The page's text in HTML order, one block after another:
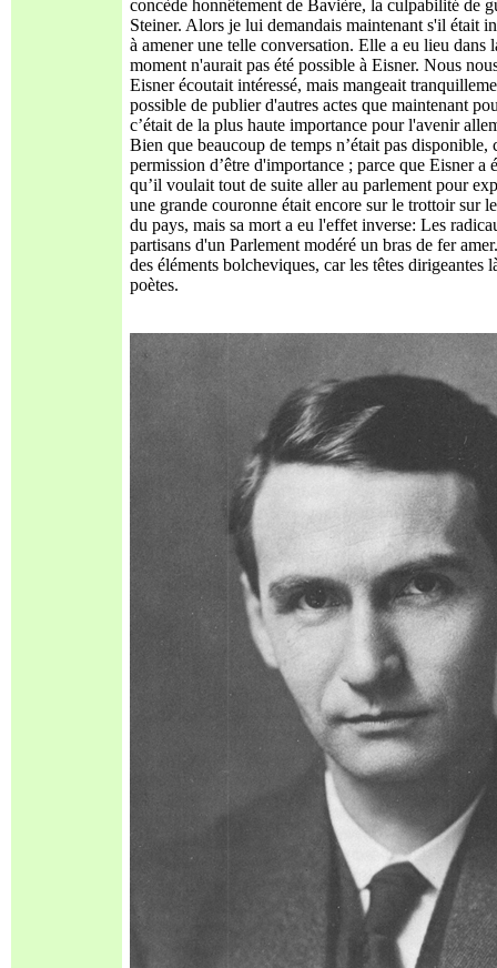
concède honnêtement de Bavière, la culpabilité de
Steiner. Alors je lui demandais maintenant s'il était
à amener une telle conversation. Elle a eu lieu
moment n'aurait pas été possible à Eisner. Nous
Eisner écoutait intéressé, mais mangeait
possible de publier d'autres actes que maintenant
c’était de la plus haute importance pour l'avenir
Bien que beaucoup de temps n’était pas
permission d’être d'importance ; parce que Eisner
qu’il voulait tout de suite aller au parlement pour
une grande couronne était encore sur le trottoir sur
du pays, mais sa mort a eu l'effet inverse: Les
partisans d'un Parlement modéré un bras de fer
des éléments bolcheviques, car les têtes dirigeantes
poètes.